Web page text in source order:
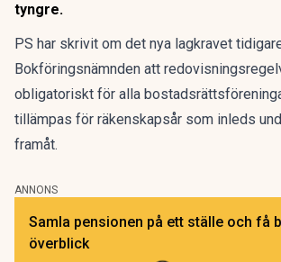
tyngre.
PS har skrivit om det nya lagkravet
Bokföringsnämnden att
obligatoriskt för alla
tillämpas för räkenskapsår som inleds
framåt.
ANNONS
Samla pensionen på ett ställe och få
överblick